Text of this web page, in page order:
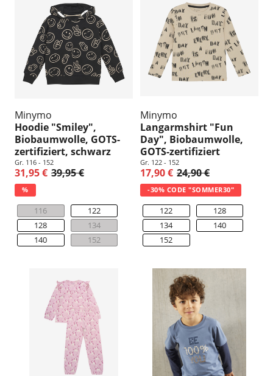
Minymo
Hoodie "Smiley",
Biobaumwolle, GOTS-
zertifiziert, schwarz
Gr. 116 - 152
31,95 € 39,95 €
%
116
122
128
134
140
152
Minymo
Langarmshirt "Fun
Day", Biobaumwolle,
GOTS-zertifiziert
Gr. 122 - 152
17,90 € 24,90 €
-30% CODE "SOMMER30"
122
128
134
140
152